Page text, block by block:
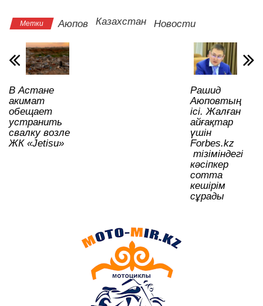
A
p
p
b
o
o
k
kl
a
и
ть
Метки Аюпов Казахстан Новости
В Астане
акимат
обещает
устранить
свалку возле
ЖК «Jetisu»
Рашид
Аюповтың
ісі. Жалған
айғақтар
үшін
Forbes.kz
тізіміндегі
кәсіпкер
сотта
кешірім
сұрады